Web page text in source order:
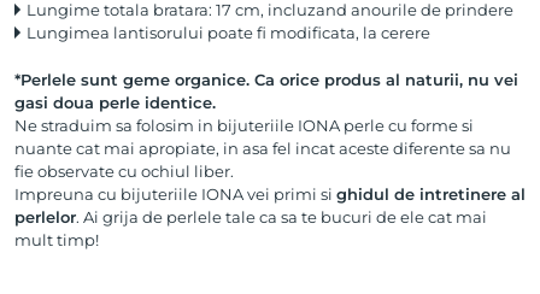
Lungime totala bratara: 17 cm, incluzand anourile de prindere
Lungimea lantisorului poate fi modificata, la cerere
*Perlele sunt geme organice. Ca orice produs al naturii, nu vei
gasi doua perle identice.
Ne straduim sa folosim in bijuteriile IONA perle cu forme si
nuante cat mai apropiate, in asa fel incat aceste diferente sa nu
fie observate cu ochiul liber.
Impreuna cu bijuteriile IONA vei primi si ghidul de intretinere al
perlelor. Ai grija de perlele tale ca sa te bucuri de ele cat mai
mult timp!